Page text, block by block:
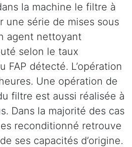
la machine le filtre à
une série de mises sous
agent nettoyant
selon le taux
FAP détecté. L’opération
Une opération de
filtre est aussi réalisée à
Dans la majorité des cas
reconditionné retrouve
ses capacités d’origine.